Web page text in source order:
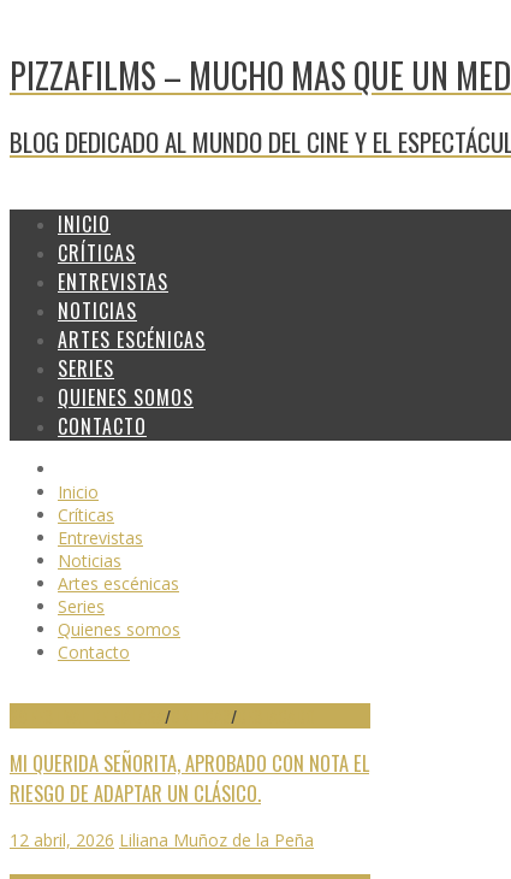
PIZZAFILMS – MUCHO MAS QUE UN
BLOG DEDICADO AL MUNDO DEL CINE Y EL
INICIO
CRÍTICAS
ENTREVISTAS
NOTICIAS
ARTES ESCÉNICAS
SERIES
QUIENES SOMOS
CONTACTO
Inicio
Críticas
Entrevistas
Noticias
Artes escénicas
Series
Quienes somos
Contacto
/ /
MI QUERIDA SEÑORITA, APROBADO CON NOTA EL
RIESGO DE ADAPTAR UN CLÁSICO.
12 abril, 2026 Liliana Muñoz de la Peña